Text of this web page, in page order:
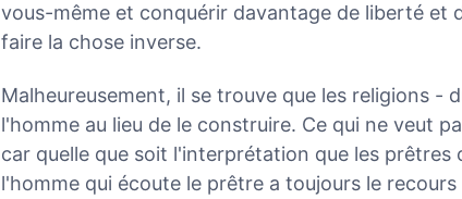
vous-même et conquérir davantage de liberté et
faire la chose inverse.
Malheureusement, il se trouve que les religions -
l'homme au lieu de le construire. Ce qui ne veut
car quelle que soit l'interprétation que les
l'homme qui écoute le prêtre a toujours le